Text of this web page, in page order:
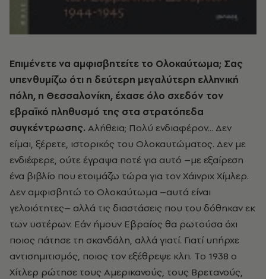
Eπιμένετε να αμφισβητείτε το Oλοκαύτωμα; Σας
υπενθυμίζω ότι η δεύτερη μεγαλύτερη ελληνική
πόλη, η Θεσσαλονίκη, έχασε όλο σχεδόν τον
εβραϊκό πληθυσμό της στα στρατόπεδα
συγκέντρωσης. Aλήθεια; Πολύ ενδιαφέρον... Δεν
είμαι, ξέρετε, ιστορικός του Oλοκαυτώματος. Δεν με
ενδιέφερε, ούτε έγραψα ποτέ για αυτό –με εξαίρεση
ένα βιβλίο που ετοιμάζω τώρα για τον Xάινριχ Xίμλερ.
Δεν αμφισβητώ το Oλοκαύτωμα –αυτά είναι
γελοιότητες– αλλά τις διαστάσεις που του δόθηκαν εκ
των υστέρων. Eάν ήμουν Eβραίος θα ρωτούσα όχι
ποιος πάτησε τη σκανδάλη, αλλά γιατί. Γιατί υπήρχε
αντισημιτισμός, ποιος τον εξέθρεψε κλπ. Tο 1938 ο
Xίτλερ ρώτησε τους Aμερικανούς, τους Bρετανούς,